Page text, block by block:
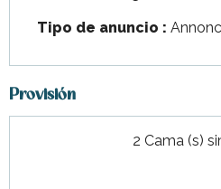
Tipo de anuncio :
Provisión
2 Cama (s)